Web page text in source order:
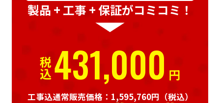
製品 + 工事 + 保証がコミコミ！
税込431,000 円
工事込通常販売価格：1,595,760円 （税込）